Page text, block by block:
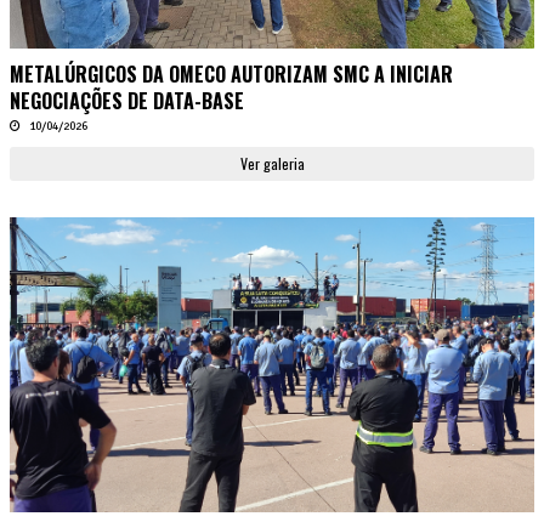
METALÚRGICOS DA OMECO AUTORIZAM SMC A INICIAR
NEGOCIAÇÕES DE DATA-BASE
10/04/2026
Ver galeria